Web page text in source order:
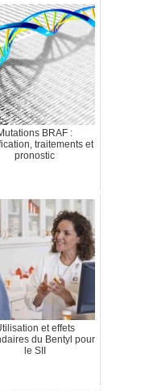
BRAF :
traitements et
pronostic
et effets
du Bentyl pour
le SII